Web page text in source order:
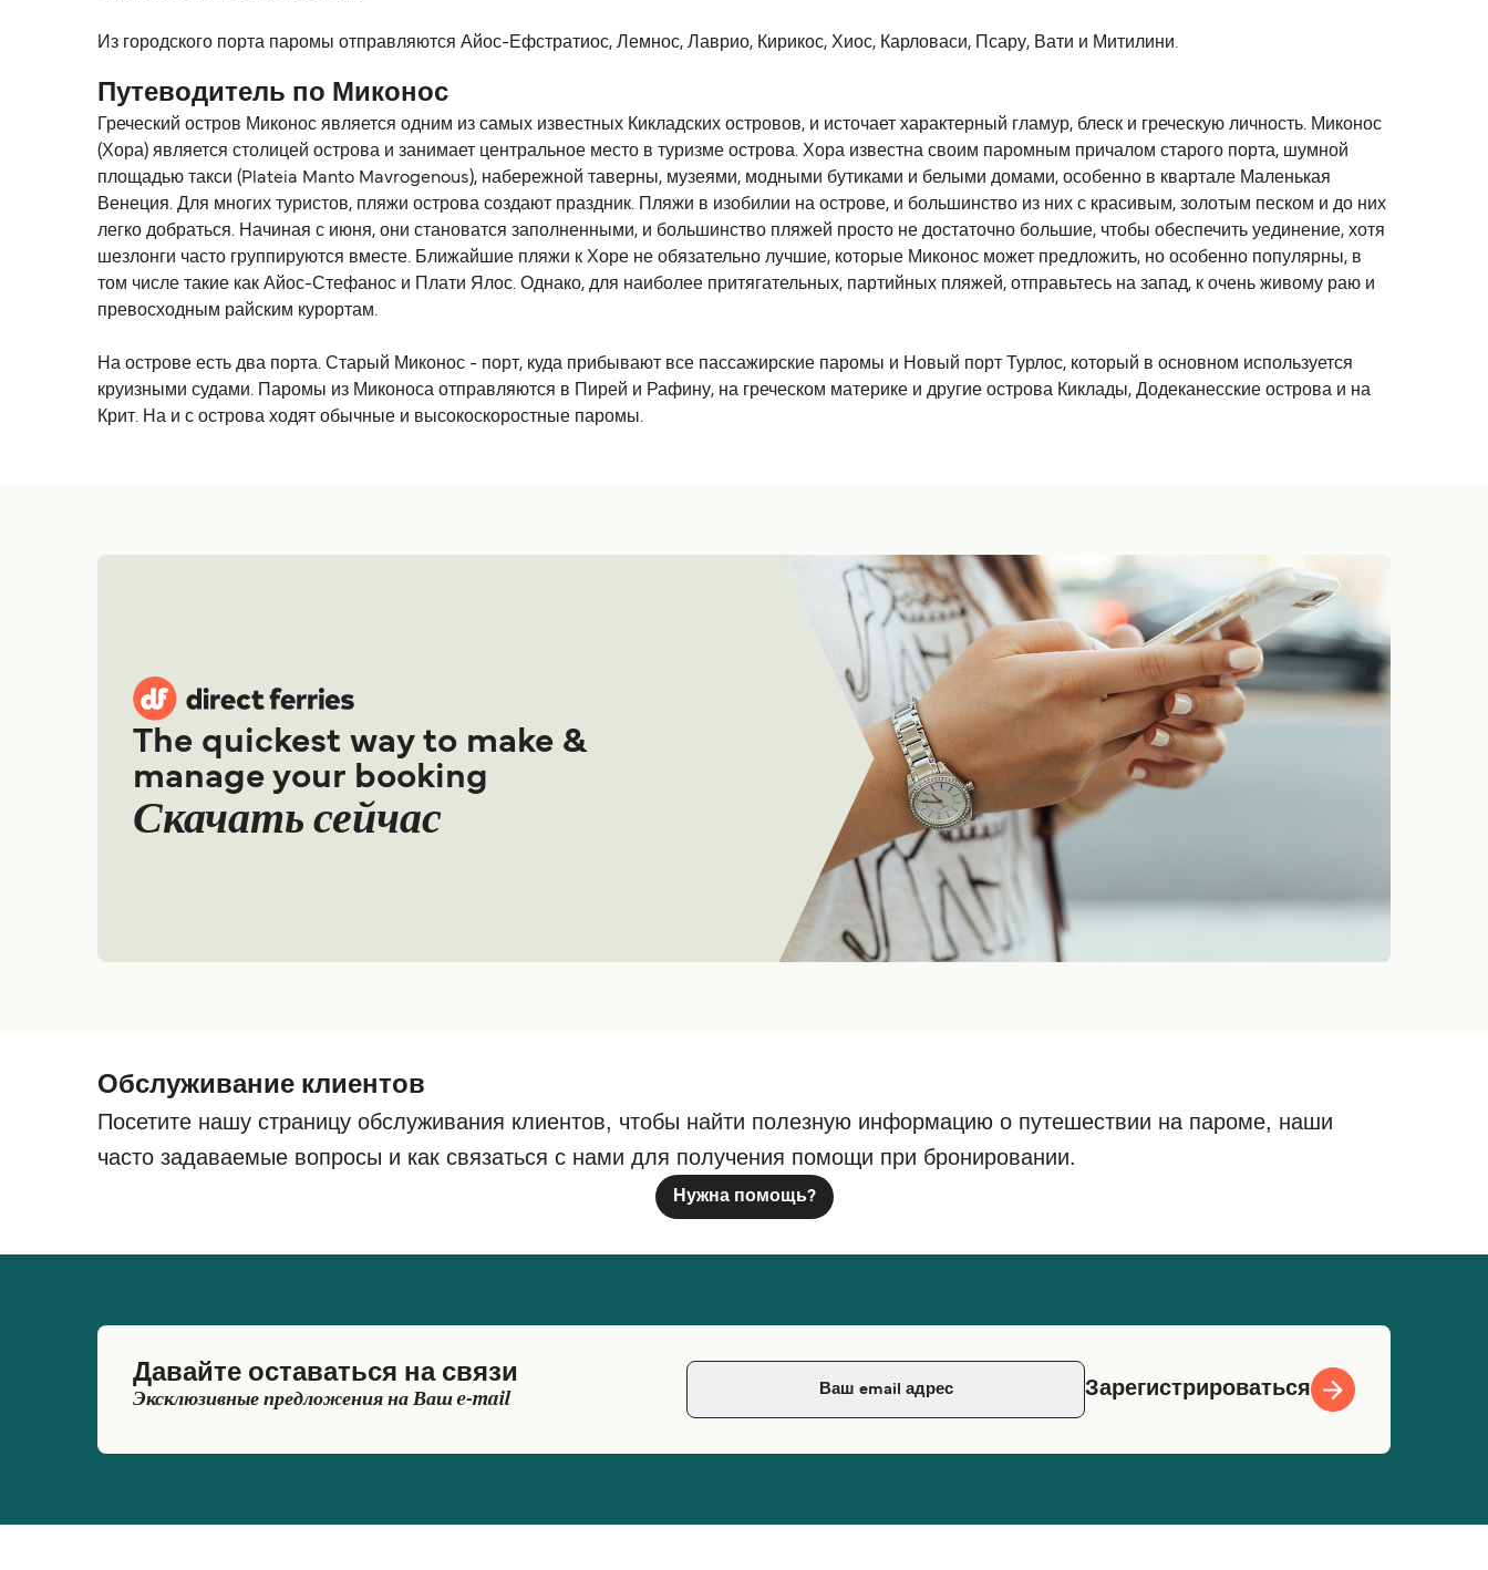
Из городского порта паромы отправляются Айос-Ефстратиос, Лемнос, Лаврио, Кирикос, Хиос, Карловаси, Псару, Вати и Митилини.
Путеводитель по Миконос
Греческий остров Миконос является одним из самых известных Кикладских островов, и источает характерный гламур, блеск и греческую личность. Миконос
(Хора) является столицей острова и занимает центральное место в туризме острова. Хора известна своим паромным причалом старого порта, шумной
площадью такси (Plateia Manto Mavrogenous), набережной таверны, музеями, модными бутиками и белыми домами, особенно в квартале Маленькая
Венеция. Для многих туристов, пляжи острова создают праздник. Пляжи в изобилии на острове, и большинство из них с красивым, золотым песком и до них
легко добраться. Начиная с июня, они становатся заполненными, и большинство пляжей просто не достаточно большие, чтобы обеспечить уединение, хотя
шезлонги часто группируются вместе. Ближайшие пляжи к Хоре не обязательно лучшие, которые Миконос может предложить, но особенно популярны, в
том числе такие как Айос-Стефанос и Плати Ялос. Однако, для наиболее притягательных, партийных пляжей, отправьтесь на запад, к очень живому раю и
превосходным райским курортам.
На острове есть два порта. Старый Миконос - порт, куда прибывают все пассажирские паромы и Новый порт Турлос, который в основном используется
круизными судами. Паромы из Миконоса отправляются в Пирей и Рафину, на греческом материке и другие острова Киклады, Додеканесские острова и на
Крит. На и с острова ходят обычные и высокоскоростные паромы.
The quickest way to make &
manage your booking
Скачать сейчас
Обслуживание клиентов
Посетите нашу страницу обслуживания клиентов, чтобы найти полезную информацию о путешествии на пароме, наши
часто задаваемые вопросы и как связаться с нами для получения помощи при бронировании.
Нужна помощь?
Давайте оставаться на связи
Эксклюзивные предложения на Ваш e-mail Зарегистрироваться